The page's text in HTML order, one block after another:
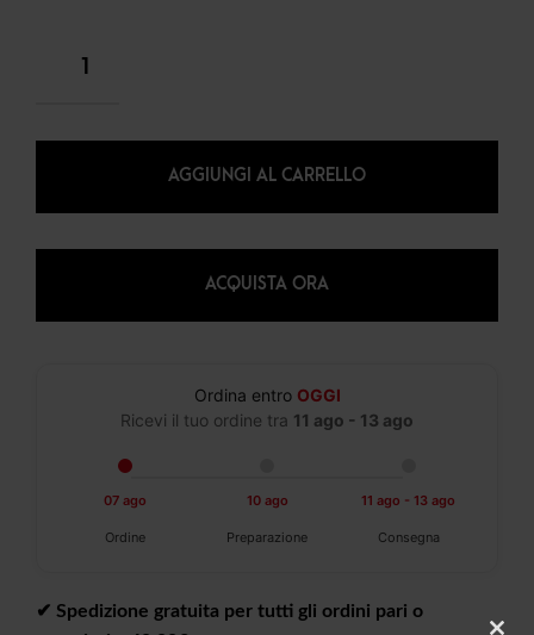
AGGIUNGI AL CARRELLO
ACQUISTA ORA
Ordina entro OGGI
Ricevi il tuo ordine tra 11 ago - 13 ago
07 ago
Ordine
10 ago
Preparazione
11 ago - 13 ago
Consegna
✔︎ Spedizione gratuita per tutti gli ordini pari o